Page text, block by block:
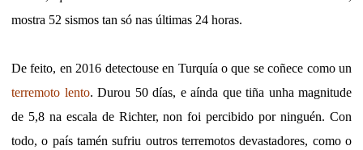
mostra 52 sismos tan só nas últimas 24 horas.
De feito, en 2016 detectouse en Turquía o que se coñece como un
terremoto lento. Durou 50 días, e aínda que tiña unha magnitude
de 5,8 na escala de Richter, non foi percibido por ninguén. Con
todo, o país tamén sufriu outros terremotos devastadores, como o